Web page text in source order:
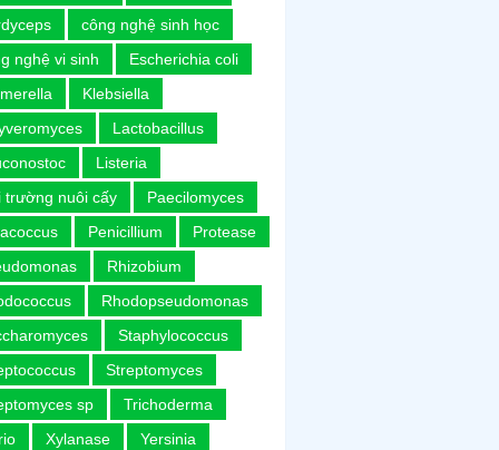
công nghệ sinh học
nghệ vi sinh
Escherichia coli
Klebsiella
Lactobacillus
Listeria
trường nuôi cấy
Paecilomyces
Penicillium
Protease
Rhizobium
Rhodopseudomonas
Staphylococcus
Streptomyces
sp
Trichoderma
Xylanase
Yersinia